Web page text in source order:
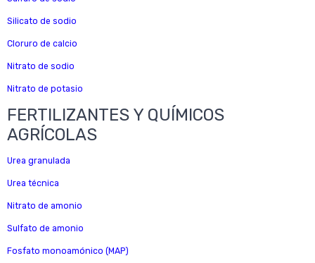
Silicato de sodio
Cloruro de calcio
Nitrato de sodio
Nitrato de potasio
FERTILIZANTES Y QUÍMICOS
AGRÍCOLAS
Urea granulada
Urea técnica
Nitrato de amonio
Sulfato de amonio
Fosfato monoamónico (MAP)